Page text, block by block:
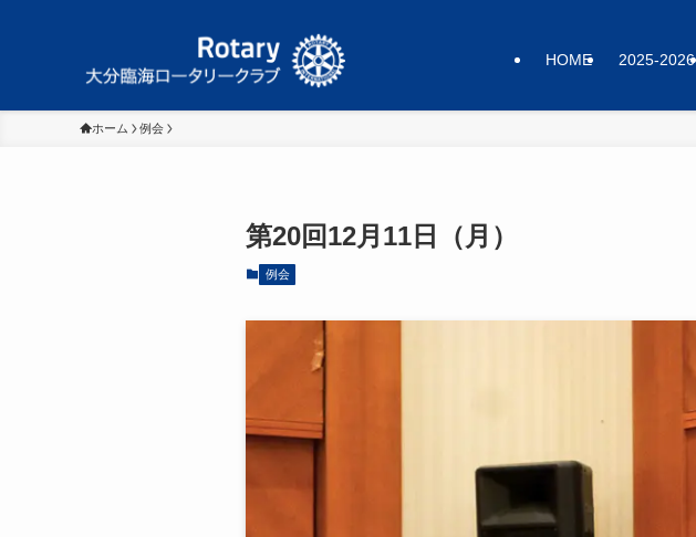
HOME 2025-2026
ホーム 例会
第20回12月11日（月）
例会